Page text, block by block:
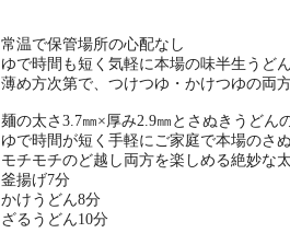
常温で保管場所の心配なし
ゆで時間も短く気軽に本場の味半生うど
薄め方次第で、つけつゆ・かけつゆの両
麺の太さ3.7㎜×厚み2.9㎜とさぬきうどん
ゆで時間が短く手軽にご家庭で本場のさ
モチモチのど越し両方を楽しめる絶妙な
釜揚げ7分
かけうどん8分
ざるうどん10分